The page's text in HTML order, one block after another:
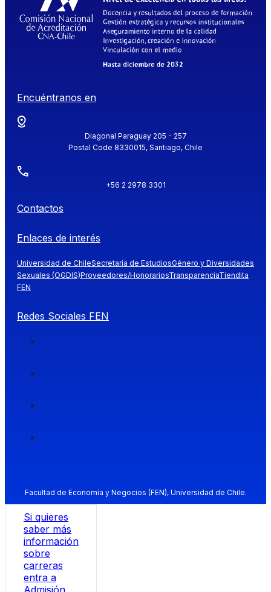
Encuéntranos en
Diagonal Paraguay 205 - 257
Postal Code 8330015, Santiago, Chile
+56 2 2978 3301
Contactos
Enlaces de interés
Universidad de ChileSecretaría de EstudiosGénero y Diversidades
Sexuales (OGDIS)Proveedores/HonorariosTransparenciaTiendita
FEN
Redes Sociales FEN
Facultad de Economía y Negocios (FEN), Universidad de Chile.
Si quieres
saber más
información
sobre
carreras
entra a
Admisión